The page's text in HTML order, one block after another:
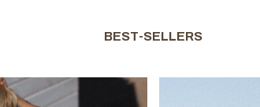
BEST-SELLERS